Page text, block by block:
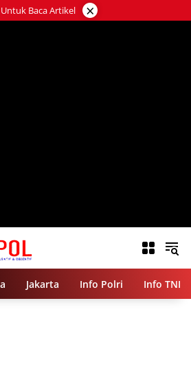
Baca Artikel ×
Jakarta Info Polri Info TNI